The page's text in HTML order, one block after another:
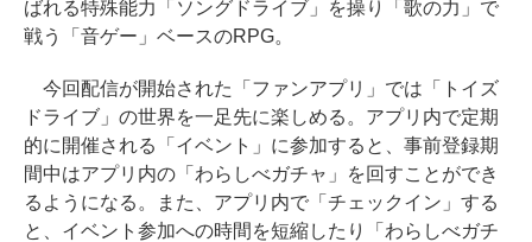
ばれる特殊能力「ソングドライブ」を操り「歌の力」で
戦う「音ゲー」ベースのRPG。
今回配信が開始された「ファンアプリ」では「トイズ
ドライブ」の世界を一足先に楽しめる。アプリ内で定期
的に開催される「イベント」に参加すると、事前登録期
間中はアプリ内の「わらしべガチャ」を回すことができ
るようになる。また、アプリ内で「チェックイン」する
と、イベント参加への時間を短縮したり「わらしべガチ